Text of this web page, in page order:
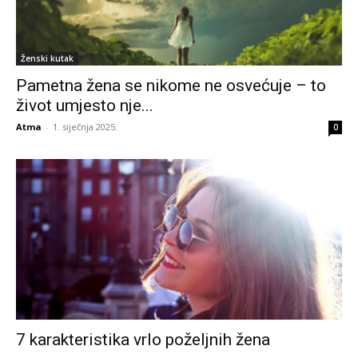
Ženski kutak
Pametna žena se nikome ne osvećuje – to
život umjesto nje...
Atma - 1. siječnja 2025. 0
7 karakteristika vrlo poželjnih žena